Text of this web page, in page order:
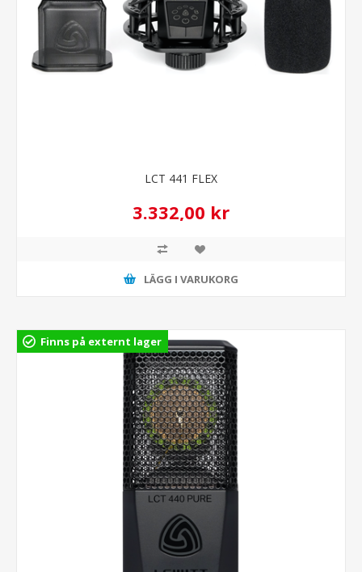
LCT 441 FLEX
3.332,00 kr
LÄGG I VARUKORG
Finns på externt lager